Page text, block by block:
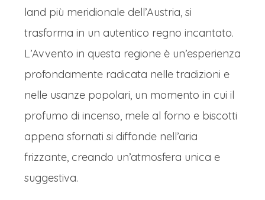
d'inverno si trasforma in un vero e
proprio paese delle meraviglie. Il suo
cuore pulsante, Hauptplatz, ospita uno
dei mercatini di Natale più suggestivi
dell'Austria.L'aria profuma di vin brulè
speziato, di Kletzenbrot (il tipico pane
dolce alla frutta) e di candele di cera
d'api. Le bancarelle in legno, illuminate
da luci calde, offrono artigianato
land più meridionale dell’Austria, si
trasforma in un autentico regno incantato.
L’Avvento in questa regione è un’esperienza
profondamente radicata nelle tradizioni e
nelle usanze popolari, un momento in cui il
profumo di incenso, mele al forno e biscotti
appena sfornati si diffonde nell’aria
frizzante, creando un’atmosfera unica e
suggestiva.